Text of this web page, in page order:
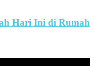
Hari Ini di Rumah